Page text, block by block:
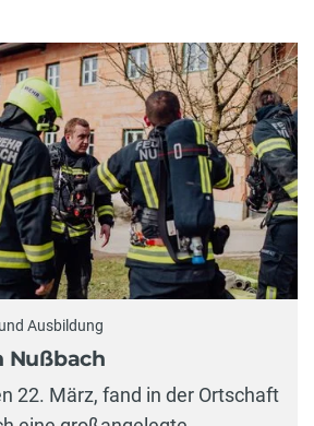
Ausbildung
Nußbach
22. März, fand in der Ortschaft